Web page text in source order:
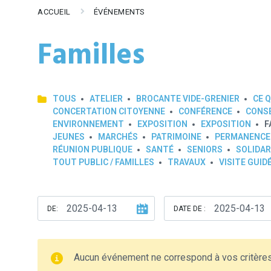
ACCUEIL ÉVÉNEMENTS
Familles
TOUS ATELIER BROCANTE VIDE-GRENIER CE
CONCERTATION CITOYENNE
CONFÉRENCE
ENVIRONNEMENT
EXPOSITION EXPOSITION
JEUNES
MARCHÉS PATRIMOINE
RÉUNION PUBLIQUE
SANTÉ SENIORS
TOUT PUBLIC / FAMILLES
TRAVAUX VISITE
DE: DATE DE :
Aucun événement ne correspond à vos